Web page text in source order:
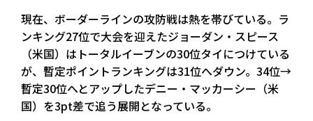
現在、ボーダーラインの攻防戦は熱を帯びている。ラ
ンキング27位で大会を迎えたジョーダン・スピース
（米国）はトータルイーブンの30位タイにつけている
が、暫定ポイントランキングは31位へダウン。34位→
暫定30位へとアップしたデニー・マッカーシー（米
国）を3pt差で追う展開となっている。